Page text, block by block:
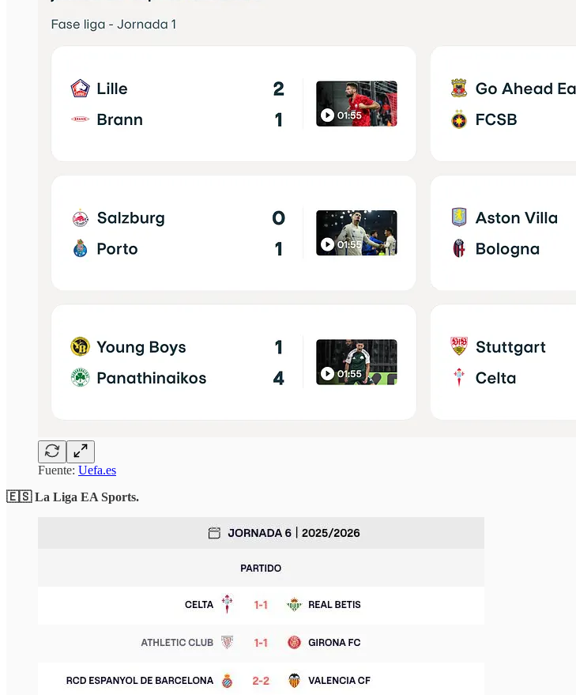
Fuente: Uefa.es
🇪🇸 La Liga EA Sports.